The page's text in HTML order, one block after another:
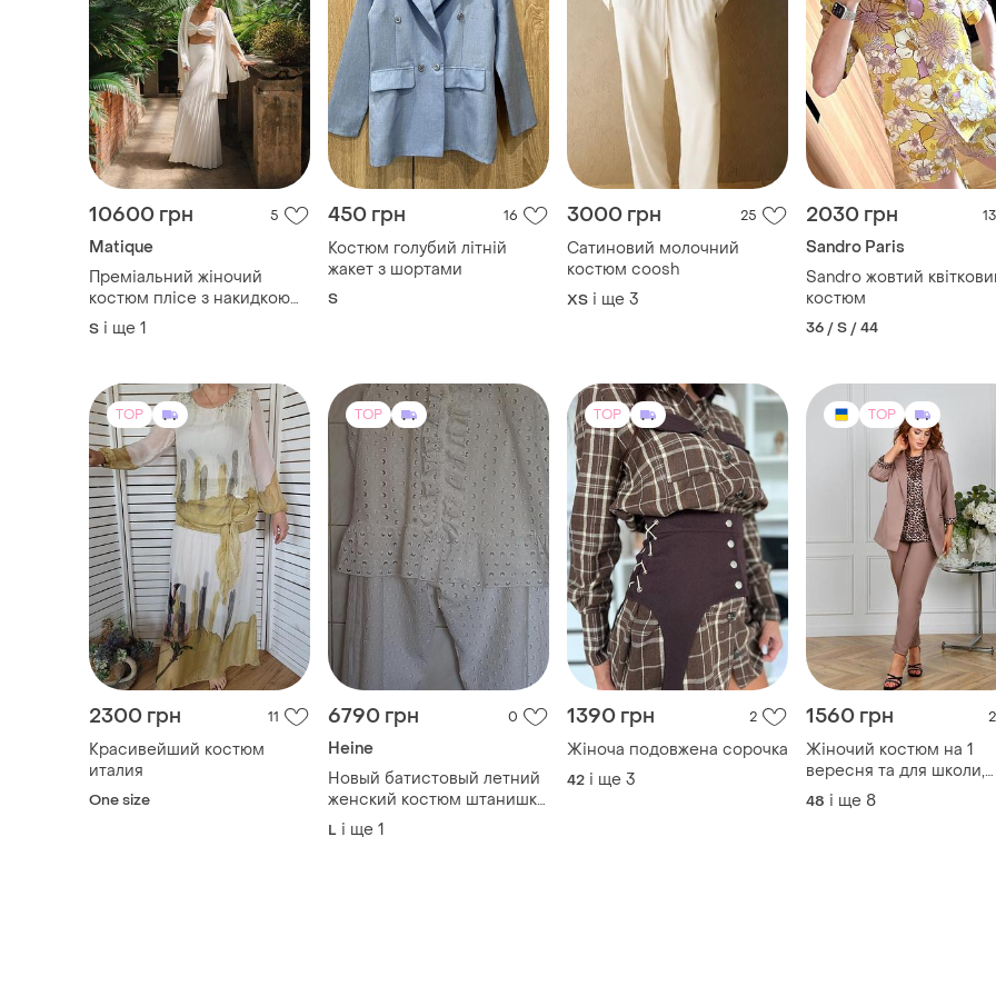
10600 грн 5
Matique
Преміальний жіночий
костюм плісе з накидкою
та топом від українського
бренду matique
S і ще 1
450 грн 16
Костюм голубий літній
жакет з шортами
S
3000 грн 25
Сатиновий молочний
костюм coosh
ХS і ще 3
2030 грн 13
Sandro Paris
Sandro жовтий
костюм
36 / S / 44
TOP
2300 грн 11
Красивейший костюм
италия
One size
TOP
6790 грн 0
Heine
Новый батистовый летний
женский костюм штанишки
+ блуза все батист шитье.
размер наш 50-52-54 не
L і ще 1
TOP
1390 грн 2
Жіноча подовжена сорочка
42 і ще 3
TOP
1560 грн 2
Жіночий костюм на 1
вересня та для школи,
жіночий діловий
жіночий костюм трійка
48 і ще 8